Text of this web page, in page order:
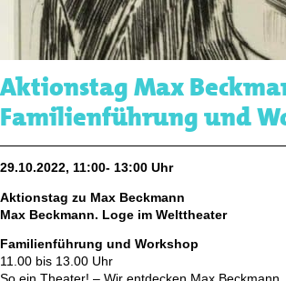
Aktionstag Max
Familienführung und
29.10.2022, 11:00- 13:00 Uhr
Aktionstag zu Max Beckmann
Max Beckmann. Loge im Welttheater
Familienführung und Workshop
11.00 bis 13.00 Uhr